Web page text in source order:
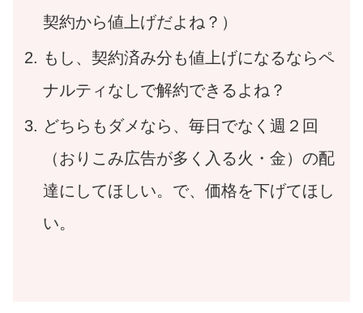
契約から値上げだよね？）
もし、契約済み分も値上げになるならペ
ナルティなしで解約できるよね？
どちらもダメなら、毎日でなく週２回
（おりこみ広告が多く入る火・金）の配
達にしてほしい。で、価格を下げてほし
い。